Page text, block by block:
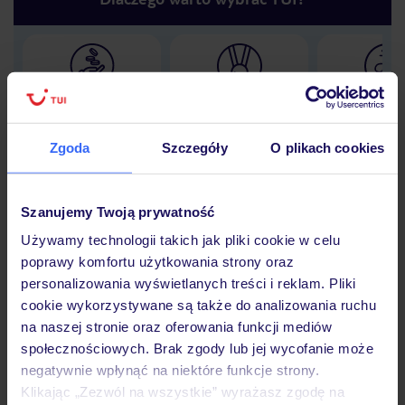
Zgoda Szczegóły O plikach cookies
Szanujemy Twoją prywatność
Używamy technologii takich jak pliki cookie w celu
poprawy komfortu użytkowania strony oraz
personalizowania wyświetlanych treści i reklam. Pliki
cookie wykorzystywane są także do analizowania ruchu
na naszej stronie oraz oferowania funkcji mediów
społecznościowych. Brak zgody lub jej wycofanie może
negatywnie wpłynąć na niektóre funkcje strony.
Klikając „Zezwól na wszystkie” wyrażasz zgodę na
Lider niskich cen 30 lat w
Hotel
Opinie
Pokoje